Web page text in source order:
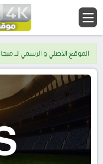
الموقع الأصلي و الرسمي لــ ميجا 4K , ولا يوجد لدينا موقع اخر.